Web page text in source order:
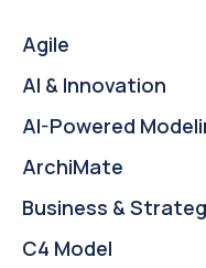
Agile
AI & Innovation
AI-Powered
ArchiMate
Business &
C4 Model